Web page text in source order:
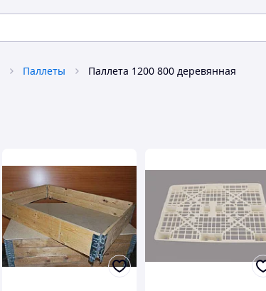
Паллеты Паллета 1200 800 деревянная